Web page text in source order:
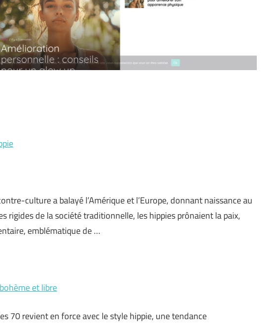
culture a balayé l’Amérique et l’Europe, donnant naissance au
rigides de la société traditionnelle, les hippies prônaient la paix,
emblématique de …
et libre
70 revient en force avec le style hippie, une tendance